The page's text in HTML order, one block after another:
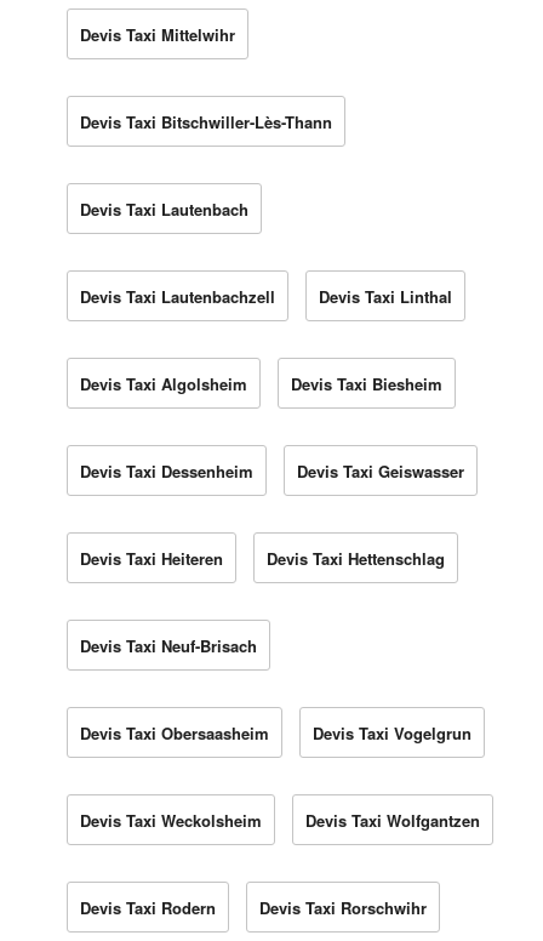
Devis Taxi Mittelwihr
Devis Taxi Bitschwiller-Lès-Thann
Devis Taxi Lautenbach
Devis Taxi Lautenbachzell Devis Taxi Linthal
Devis Taxi Algolsheim Devis Taxi Biesheim
Devis Taxi Dessenheim Devis Taxi Geiswasser
Devis Taxi Heiteren Devis Taxi Hettenschlag
Devis Taxi Neuf-Brisach
Devis Taxi Obersaasheim Devis Taxi Vogelgrun
Devis Taxi Weckolsheim Devis Taxi Wolfgantzen
Devis Taxi Rodern Devis Taxi Rorschwihr